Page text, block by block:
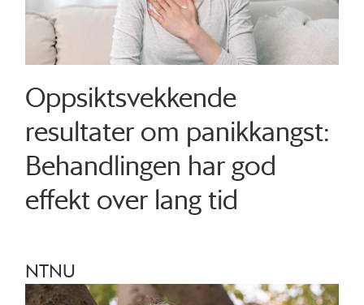
Oppsiktsvekkende
resultater om panikkangst:
Behandlingen har god
effekt over lang tid
NTNU